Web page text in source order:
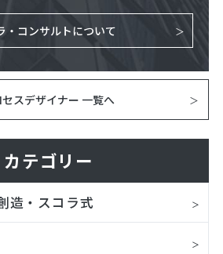
・コンサルトについて
スデザイナー 一覧へ
カテゴリー
造・スコラ式